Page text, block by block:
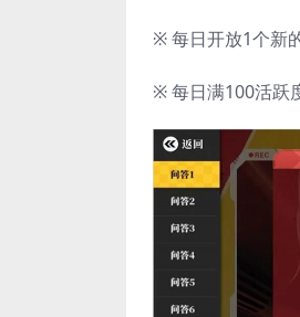
※ 每日开放1个新
※ 每日满100活跃